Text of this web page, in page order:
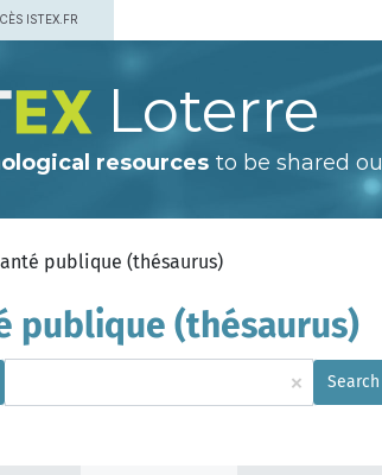
ISTEX.FR
Loterre
resources to be shared
publique (thésaurus)
publique (thésaurus)
× Search